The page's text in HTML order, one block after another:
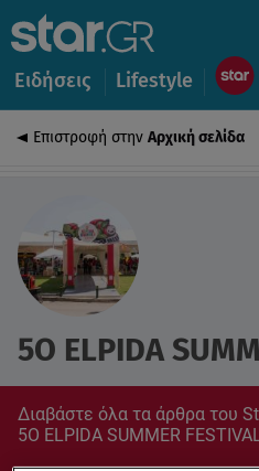
Ειδήσεις Lifestyle
Επιστροφή στην Αρχική σελίδα
5Ο ELPIDA
Διαβάστε όλα τα άρθρα του
5Ο ELPIDA SUMMER